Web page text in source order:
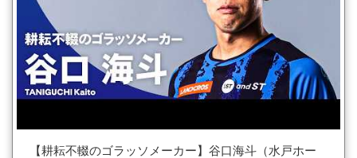
【耕耘不輟のゴラッソメーカー】谷口海斗（水戸ホー